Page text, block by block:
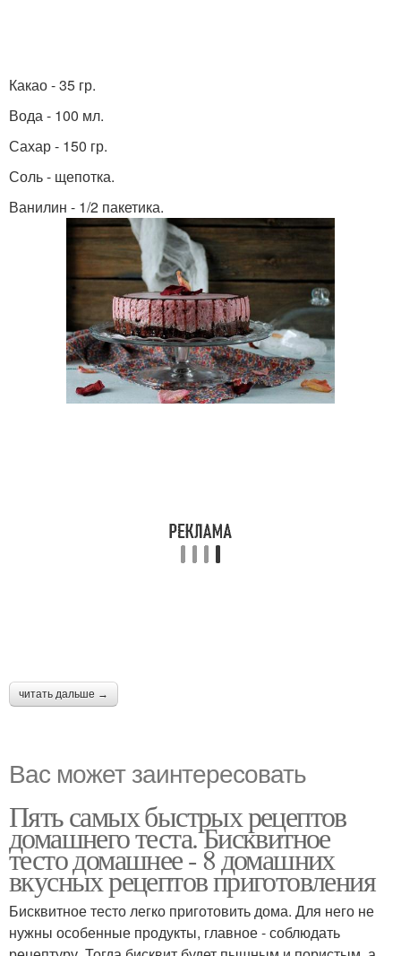
Какао - 35 гр.
Вода - 100 мл.
Сахар - 150 гр.
Соль - щепотка.
Ванилин - 1/2 пакетика.
читать дальше →
Вас может заинтересовать
Пять самых быстрых рецептов
домашнего теста. Бисквитное
тесто домашнее - 8 домашних
вкусных рецептов приготовления
Бисквитное тесто легко приготовить дома. Для него не
нужны особенные продукты, главное - соблюдать